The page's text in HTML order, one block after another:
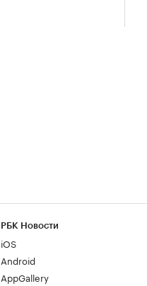
РБК Новости
iOS
Android
AppGallery